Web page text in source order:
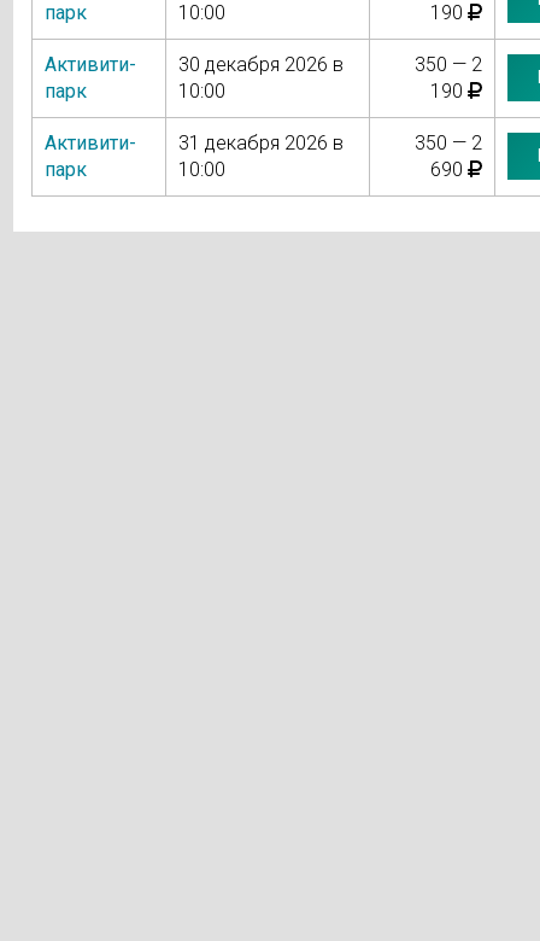
парк 10:00 190
Активити-
парк
30 декабря 2026 в
10:00
350 — 2
190
Активити-
парк
31 декабря 2026 в
10:00
350 — 2
690